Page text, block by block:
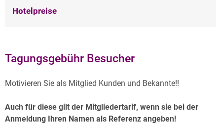
Hotelpreise
Tagungsgebühr Besucher
Motivieren Sie als Mitglied Kunden und Bekannte!!
Auch für diese gilt der Mitgliedertarif, wenn sie bei der
Anmeldung Ihren Namen als Referenz angeben!